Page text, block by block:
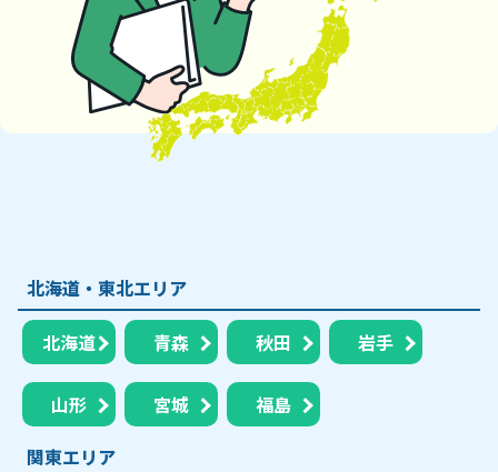
北海道・東北エリア
北海道 青森 秋田 岩手
山形 宮城
福島
関東エリア